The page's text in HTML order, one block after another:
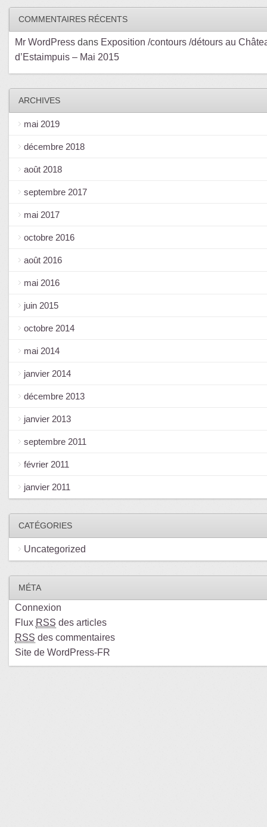
COMMENTAIRES RÉCENTS
Mr WordPressdans Exposition /contours /détours au
d’Estaimpuis – Mai 2015
ARCHIVES
mai 2019
décembre 2018
août 2018
septembre 2017
mai 2017
octobre 2016
août 2016
mai 2016
juin 2015
octobre 2014
mai 2014
janvier 2014
décembre 2013
janvier 2013
septembre 2011
février 2011
janvier 2011
CATÉGORIES
Uncategorized
MÉTA
Connexion
Flux RSS des articles
RSS des commentaires
Site de WordPress-FR